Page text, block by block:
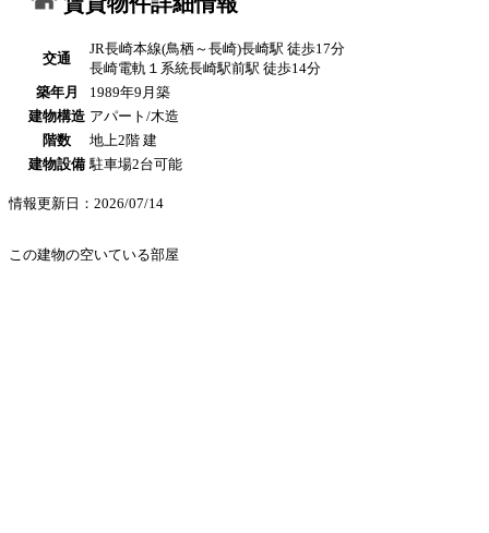
交通
JR長崎本線(鳥栖～長崎)長崎駅 徒歩17分
長崎電軌１系統長崎駅前駅 徒歩14分
築年月
1989年9月築
建物構造 アパート/木造
階数
地上2階 建
建物設備 駐車場2台可能
情報更新日：2026/07/14
この建物の空いている部屋